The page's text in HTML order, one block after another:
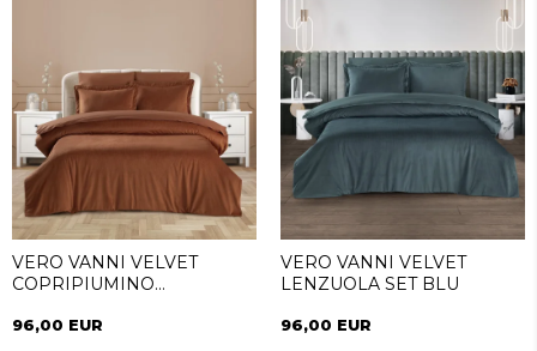
VERO VANNI VELVET
COPRIPIUMINO
96,00 EUR
VERO VANNI VELVET
LENZUOLA SET BLU
96,00 EUR